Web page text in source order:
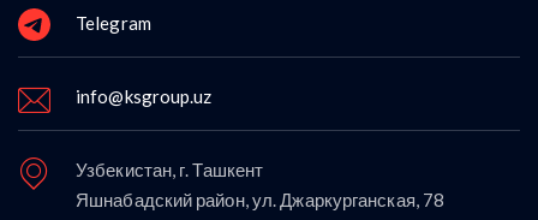
Telegram
info@ksgroup.uz
Узбекистан, г. Ташкент
Яшнабадский район, ул. Джаркурганская, 78